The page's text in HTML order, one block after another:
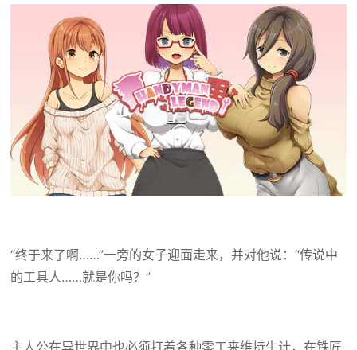
“终于来了啊……”一旁的女子迎面走来，并对他说：“传说中
的工具人……就是你吗？”